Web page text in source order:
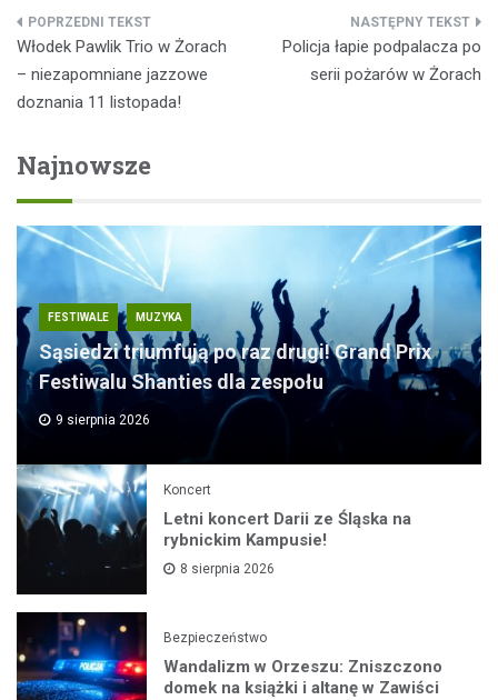
Nawigacja
wpisu
Włodek Pawlik Trio w Żorach
– niezapomniane jazzowe
doznania 11 listopada!
Policja łapie podpalacza po
serii pożarów w Żorach
Najnowsze
FESTIWALE MUZYKA
Sąsiedzi triumfują po raz drugi! Grand Prix
Festiwalu Shanties dla zespołu
9 sierpnia 2026
Koncert
Letni koncert Darii ze Śląska na
rybnickim Kampusie!
8 sierpnia 2026
Bezpieczeństwo
Wandalizm w Orzeszu: Zniszczono
domek na książki i altanę w Zawiści